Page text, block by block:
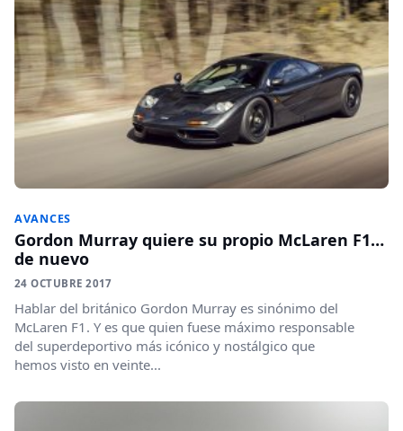
AVANCES
Gordon Murray quiere su propio McLaren F1…
de nuevo
24 OCTUBRE 2017
Hablar del británico Gordon Murray es sinónimo del
McLaren F1. Y es que quien fuese máximo responsable
del superdeportivo más icónico y nostálgico que
hemos visto en veinte...